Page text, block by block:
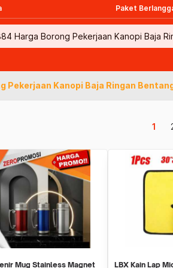
Paket
Pekerjaan Kanopi Baja Ringan
1
Mug Stainless Magnet
LBX Kain Lap